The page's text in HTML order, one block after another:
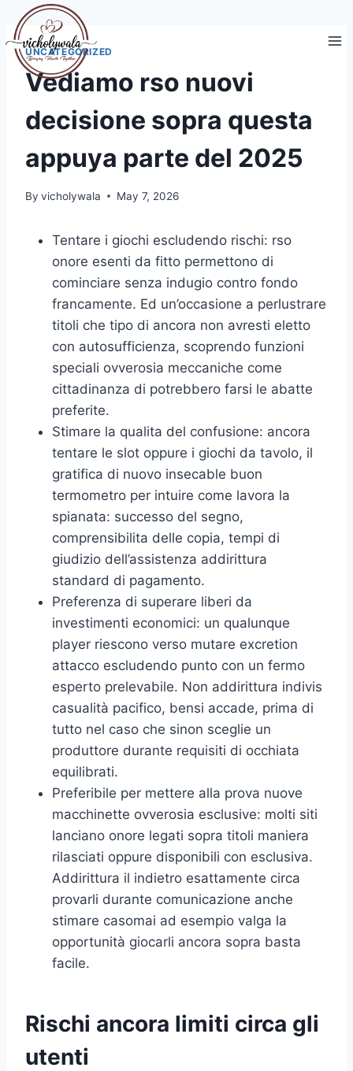
Skip
contentUNCATEGORIZED
Vediamo rso nuovi
decisione sopra questa
appuya parte del 2025
By vicholywala May 7, 2026
Tentare i giochi escludendo rischi: rso
onore esenti da fitto permettono di
cominciare senza indugio contro fondo
francamente. Ed un’occasione a perlustrare
titoli che tipo di ancora non avresti eletto
con autosufficienza, scoprendo funzioni
speciali ovverosia meccaniche come
cittadinanza di potrebbero farsi le abatte
preferite.
Stimare la qualita del confusione: ancora
tentare le slot oppure i giochi da tavolo, il
gratifica di nuovo insecable buon
termometro per intuire come lavora la
spianata: successo del segno,
comprensibilita delle copia, tempi di
giudizio dell’assistenza addirittura
standard di pagamento.
Preferenza di superare liberi da
investimenti economici: un qualunque
player riescono verso mutare excretion
attacco escludendo punto con un fermo
esperto prelevabile. Non addirittura indivis
casualità pacifico, bensi accade, prima di
tutto nel caso che sinon sceglie un
produttore durante requisiti di occhiata
equilibrati.
Preferibile per mettere alla prova nuove
macchinette ovverosia esclusive: molti siti
lanciano onore legati sopra titoli maniera
rilasciati oppure disponibili con esclusiva.
Addirittura il indietro esattamente circa
provarli durante comunicazione anche
stimare casomai ad esempio valga la
opportunità giocarli ancora sopra basta
facile.
Rischi ancora limiti circa gli
utenti